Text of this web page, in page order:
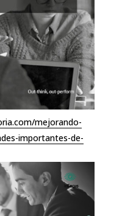
mejorando-
importantes-de-